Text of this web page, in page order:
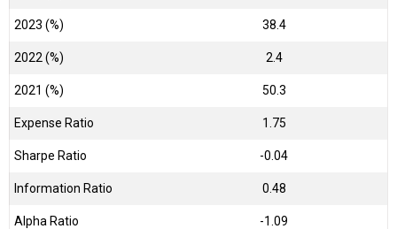
2023 (%) 38.4
2022 (%) 2.4
2021 (%) 50.3
Expense Ratio 1.75
Sharpe Ratio -0.04
Information Ratio 0.48
Alpha Ratio -1.09